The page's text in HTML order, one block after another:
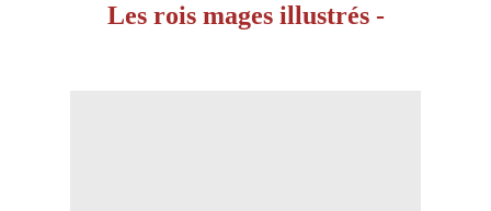
Les rois mages illustrés -